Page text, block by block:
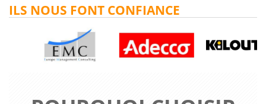
ILS NOUS FONT CONFIANCE